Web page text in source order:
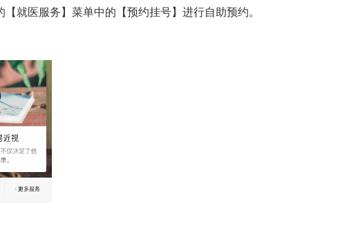
医服务】菜单中的【预约挂号】进行自助预约。